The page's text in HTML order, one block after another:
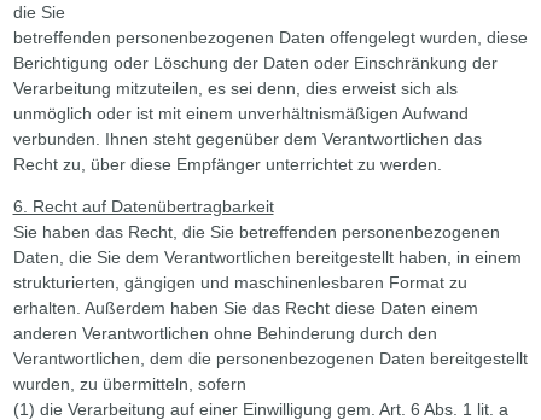
die Sie
betreffenden personenbezogenen Daten offengelegt wurden, diese
Berichtigung oder Löschung der Daten oder Einschränkung der
Verarbeitung mitzuteilen, es sei denn, dies erweist sich als
unmöglich oder ist mit einem unverhältnismäßigen Aufwand
verbunden. Ihnen steht gegenüber dem Verantwortlichen das
Recht zu, über diese Empfänger unterrichtet zu werden.
6. Recht auf Datenübertragbarkeit
Sie haben das Recht, die Sie betreffenden personenbezogenen
Daten, die Sie dem Verantwortlichen bereitgestellt haben, in einem
strukturierten, gängigen und maschinenlesbaren Format zu
erhalten. Außerdem haben Sie das Recht diese Daten einem
anderen Verantwortlichen ohne Behinderung durch den
Verantwortlichen, dem die personenbezogenen Daten bereitgestellt
wurden, zu übermitteln, sofern
(1) die Verarbeitung auf einer Einwilligung gem. Art. 6 Abs. 1 lit. a